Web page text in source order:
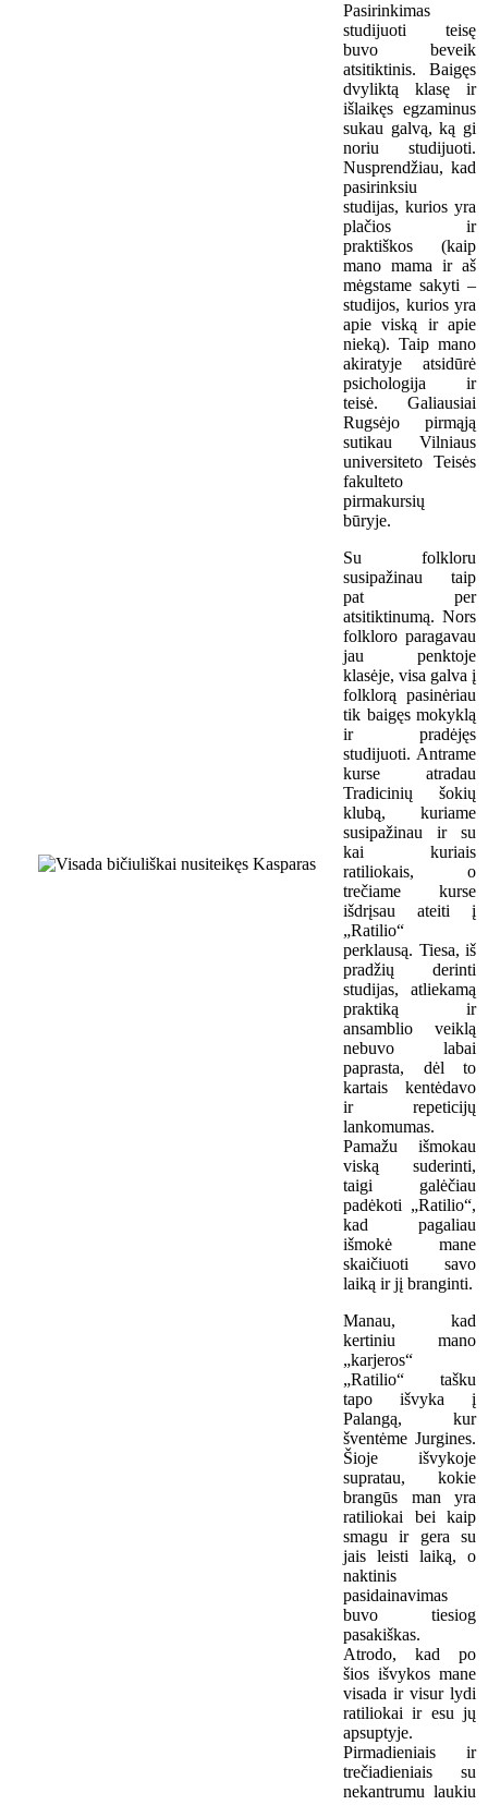
Pasirinkimas
studijuoti teisę
buvo beveik
atsitiktinis. Baigęs
dvyliktą klasę ir
išlaikęs egzaminus
sukau galvą, ką gi
noriu studijuoti.
Nusprendžiau, kad
pasirinksiu
studijas, kurios yra
plačios ir
praktiškos (kaip
mano mama ir aš
mėgstame sakyti –
studijos, kurios yra
apie viską ir apie
nieką). Taip mano
akiratyje atsidūrė
psichologija ir
teisė. Galiausiai
Rugsėjo pirmąją
sutikau Vilniaus
universiteto Teisės
fakulteto
pirmakursių
būryje.
Su folkloru
susipažinau taip
pat per
atsitiktinumą. Nors
folkloro paragavau
jau penktoje
klasėje, visa galva į
folklorą pasinėriau
tik baigęs mokyklą
ir pradėjęs
studijuoti. Antrame
kurse atradau
Tradicinių šokių
klubą, kuriame
susipažinau ir su
kai kuriais
ratiliokais, o
trečiame kurse
išdrįsau ateiti į
„Ratilio“
perklausą. Tiesa, iš
pradžių derinti
studijas, atliekamą
praktiką ir
ansamblio veiklą
nebuvo labai
paprasta, dėl to
kartais kentėdavo
ir repeticijų
lankomumas.
Pamažu išmokau
viską suderinti,
taigi galėčiau
padėkoti „Ratilio“,
kad pagaliau
išmokė mane
skaičiuoti savo
laiką ir jį branginti.
Manau, kad
kertiniu mano
„karjeros“
„Ratilio“ tašku
tapo išvyka į
Palangą, kur
šventėme Jurgines.
Šioje išvykoje
supratau, kokie
brangūs man yra
ratiliokai bei kaip
smagu ir gera su
jais leisti laiką, o
naktinis
pasidainavimas
buvo tiesiog
pasakiškas.
Atrodo, kad po
šios išvykos mane
visada ir visur lydi
ratiliokai ir esu jų
apsuptyje.
Pirmadieniais ir
trečiadieniais su
nekantrumu laukiu